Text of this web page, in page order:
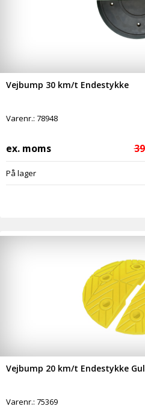
Vejbump 30 km/t Endestykke
Varenr.: 78948
ex. moms
På lager
Vejbump 20 km/t Endestykke Gul
Varenr.: 75369